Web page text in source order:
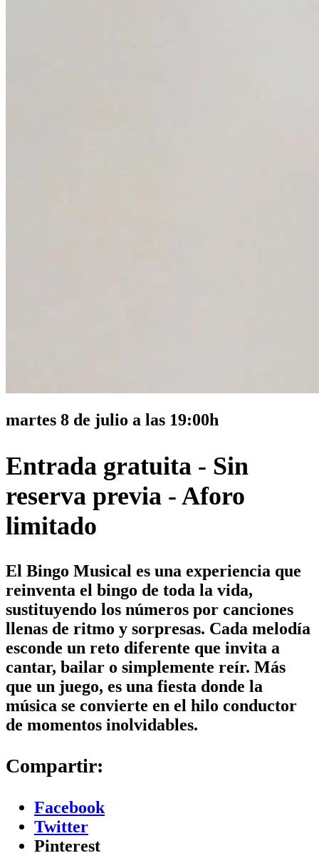
martes 8 de julio a las 19:00h
Entrada gratuita - Sin
reserva previa - Aforo
limitado
El Bingo Musical es una experiencia que
reinventa el bingo de toda la vida,
sustituyendo los números por canciones
llenas de ritmo y sorpresas. Cada melodía
esconde un reto diferente que invita a
cantar, bailar o simplemente reír. Más
que un juego, es una fiesta donde la
música se convierte en el hilo conductor
de momentos inolvidables.
Compartir:
Facebook
Twitter
Pinterest